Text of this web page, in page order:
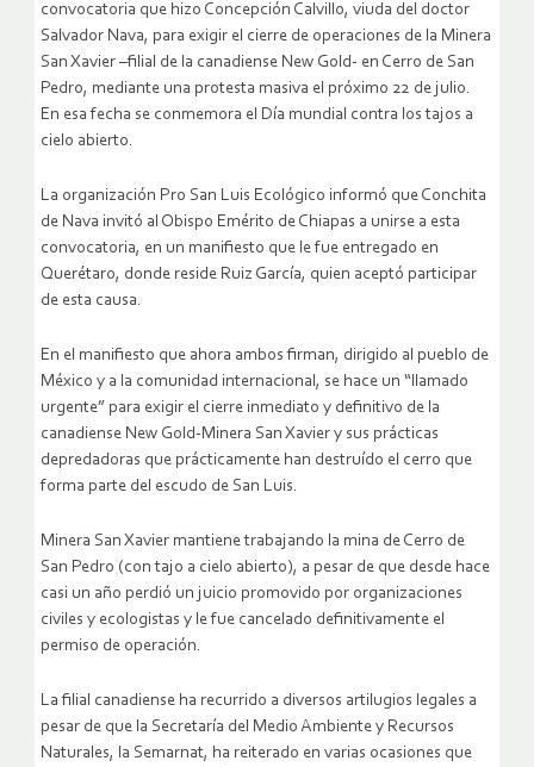
convocatoria que hizo Concepción Calvillo, viuda del doctor
Salvador Nava, para exigir el cierre de operaciones de la Minera
San Xavier –filial de la canadiense New Gold- en Cerro de San
Pedro, mediante una protesta masiva el próximo 22 de julio.
En esa fecha se conmemora el Día mundial contra los tajos a
cielo abierto.
La organización Pro San Luis Ecológico informó que Conchita
de Nava invitó al Obispo Emérito de Chiapas a unirse a esta
convocatoria, en un manifiesto que le fue entregado en
Querétaro, donde reside Ruiz García, quien aceptó participar
de esta causa.
En el manifiesto que ahora ambos firman, dirigido al pueblo de
México y a la comunidad internacional, se hace un “llamado
urgente” para exigir el cierre inmediato y definitivo de la
canadiense New Gold-Minera San Xavier y sus prácticas
depredadoras que prácticamente han destruído el cerro que
forma parte del escudo de San Luis.
Minera San Xavier mantiene trabajando la mina de Cerro de
San Pedro (con tajo a cielo abierto), a pesar de que desde hace
casi un año perdió un juicio promovido por organizaciones
civiles y ecologistas y le fue cancelado definitivamente el
permiso de operación.
La filial canadiense ha recurrido a diversos artilugios legales a
pesar de que la Secretaría del Medio Ambiente y Recursos
Naturales, la Semarnat, ha reiterado en varias ocasiones que